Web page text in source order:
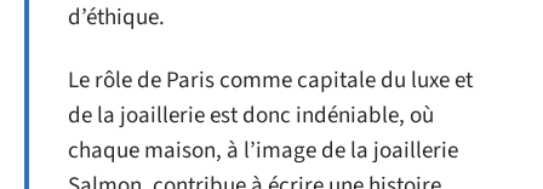
d’éthique.
Le rôle de Paris comme capitale du luxe et
de la joaillerie est donc indéniable, où
chaque maison, à l’image de la joaillerie